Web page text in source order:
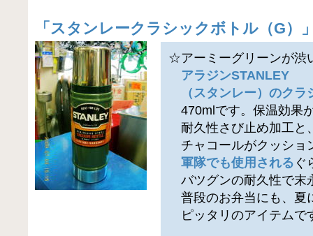
「 スタンレークラシックボトル（G）
☆アーミーグリーンが渋
アラジンSTANLEY
（スタンレー）のクラ
470mlです。保温効果
耐久性さび止め加工と
チャコールがクッショ
軍隊でも使用される ぐ
バツグンの耐久性で末
普段のお弁当にも、夏
ピッタリのアイテムで